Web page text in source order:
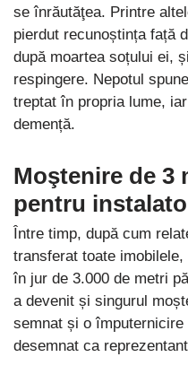
se înrăutăţea. Printre
pierdut recunoștința față
după moartea soțului ei,
respingere. Nepotul
treptat în propria lume,
demență.
Moştenire de 3
pentru
Între timp, după cum
transferat toate
în jur de 3.000 de metri
a devenit și singurul
semnat și o
desemnat ca